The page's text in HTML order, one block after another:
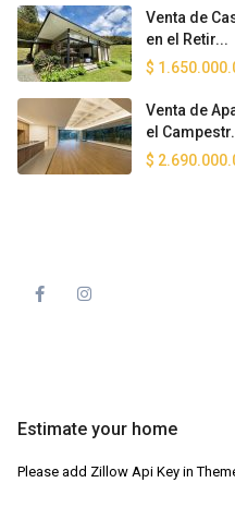
Venta de
en el Retir...
$
Venta de
el
$
Estimate your home
Please add Zillow Api Key in